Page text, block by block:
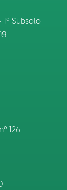
Subsolo
126